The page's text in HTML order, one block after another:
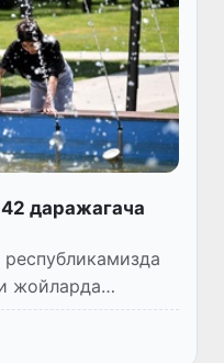
даражагача
жойларда